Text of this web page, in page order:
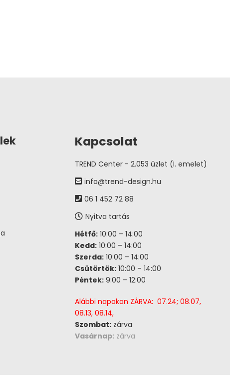
Kapcsolat
TREND Center - 2.053 üzlet (I. emelet)
info@trend-design.hu
06 1 452 72 88
Nyitva tartás
Hétfő: 10:00 – 14:00
Kedd: 10:00 – 14:00
Szerda: 10:00 – 14:00
Csütörtök: 10:00 – 14:00
Péntek: 9:00 – 12:00
Alábbi napokon ZÁRVA: 07.24; 08.07,
08.13, 08.14,
Szombat: zárva
Vasárnap: zárva